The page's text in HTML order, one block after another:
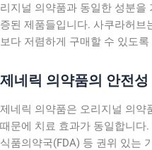
리지널 의약품과 동일한 성분을
증된 제품들입니다. 사쿠라허브
보다 저렴하게 구매할 수 있도
제네릭 의약품의 안전성
제네릭 의약품은 오리지널 의약
때문에 치료 효과가 동일합니다
식품의약국(FDA) 등 권위 있는